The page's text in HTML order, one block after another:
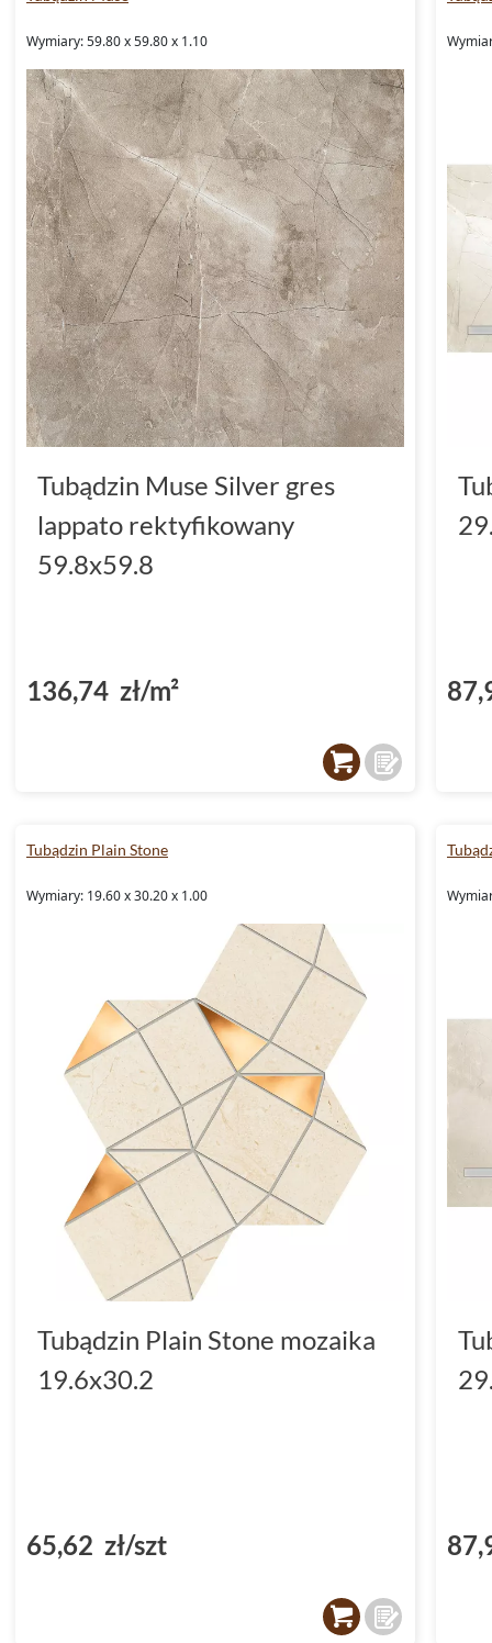
Wymiary: 59.80 x 59.80 x 1.10
Tubądzin Muse Silver gres
lappato rektyfikowany
59.8x59.8
136,74 zł/m²
Tubądzin Plain Stone
Wymiary: 19.60 x 30.20 x 1.00
Tubądzin Plain Stone mozaika
19.6x30.2
65,62 zł/szt